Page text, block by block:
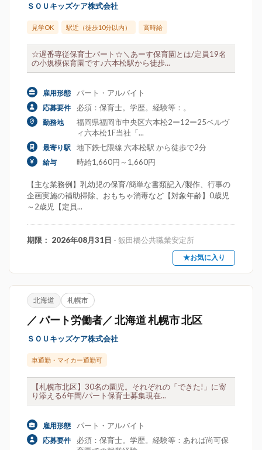
ＳＯＵキッズケア株式会社
見学OK 駅近（徒歩10分以内） 高時給
☆遅番専従保育士パート☆＼あーす保育園とは/定員19名
の小規模保育園です♪六本松駅から徒歩...
雇用形態 パート・アルバイト
応募要件 必須：保育士。学歴。経験等：。
勤務地
福岡県福岡市中央区六本松2ー12ー25ベルヴ
ィ六本松1F当社「...
最寄り駅 地下鉄七隈線 六本松駅 から徒歩で2分
給与 時給1,660円～1,660円
【主な業務例】乳幼児の保育/簡単な書類記入/製作、行事の
企画実施の補助掃除、おもちゃ消毒など【対象年齢】0歳児
～2歳児【定員...
期限： 2026年08月31日 - 飯田橋公共職業安定所
★お気に入り
北海道 札幌市
／ パート労働者／ 北海道 札幌市 北区
ＳＯＵキッズケア株式会社
車通勤・マイカー通勤可
【札幌市北区】30名の園児。それぞれの「できた!」に寄
り添える6年間/パート保育士募集現在...
雇用形態 パート・アルバイト
応募要件
必須：保育士。学歴。経験等：あれば尚可保